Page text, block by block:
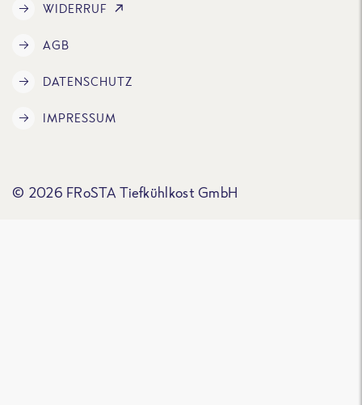
WIDERRUF
AGB
DATENSCHUTZ
IMPRESSUM
© 2026 FRoSTA Tiefkühlkost GmbH